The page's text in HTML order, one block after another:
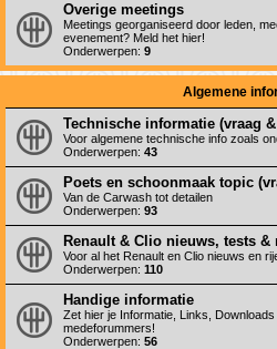
Overige meetings
Meetings georganiseerd door leden,
evenement? Meld het hier!
Onderwerpen: 9
Algemene
Technische informatie (vraag
Voor algemene technische info zoals
Onderwerpen: 43
Poets en schoonmaak topic
Van de Carwash tot detailen
Onderwerpen: 93
Renault & Clio nieuws, tests &
Voor al het Renault en Clio nieuws en
Onderwerpen: 110
Handige informatie
Zet hier je Informatie, Links,
medeforummers!
Onderwerpen: 56